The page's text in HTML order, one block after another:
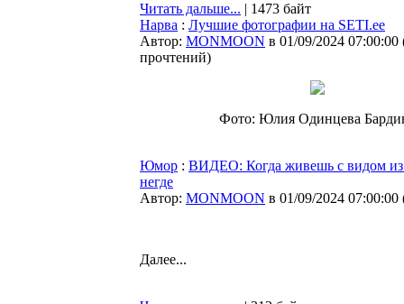
Читать дальше... | 1473 байт
Нарва : Лучшие фотографии на SETI.ee
Автор: MONMOON в 01/09/2024 07:00:00
прочтений)
Фото: Юлия Одинцева
Юмор : ВИДЕО: Когда живешь с видом из
негде
Автор: MONMOON в 01/09/2024 07:00:00
Далее...